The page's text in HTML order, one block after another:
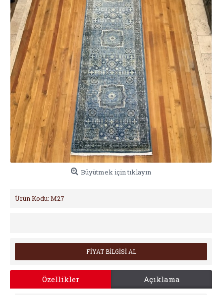
Büyütmek için tıklayın
Ürün Kodu: M27
FİYAT BİLGİSİ AL
Özellikler Açıklama